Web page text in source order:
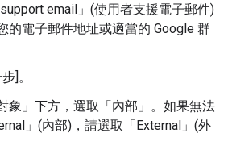
email」(使用者支援電子郵件)
的電子郵件地址或適當的 Google 群
]。
象」 下方，選取「內部」 。如果無法
」(內部) ，請選取「External」(外